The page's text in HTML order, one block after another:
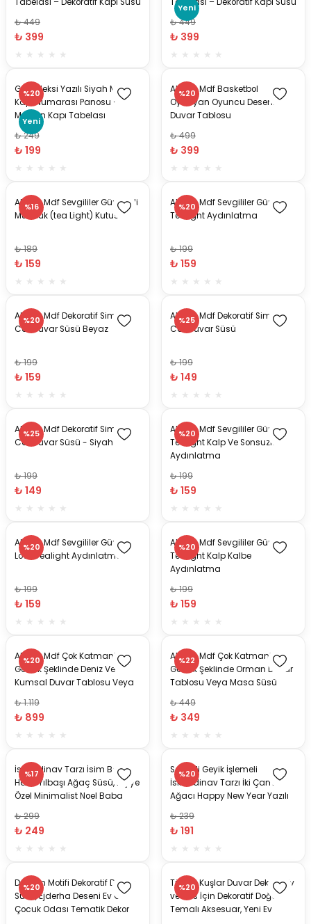
₺ 449
₺ 399
Yeni
₺ 449
₺ 399
%20
Yeni
Gold Pleksi Yazılı Siyah MDF
Kapı Numarası Panosu –
Modern Kapı Tabelası
₺ 249
₺ 199
%20
Ahşap Mdf Basketbol
Oynayan Oyuncu Desenli
Duvar Tablosu
₺ 499
₺ 399
%16
Ahşap Mdf Sevgililer Günü Pilli
Mumluk (tea Light) Kutusu
₺ 189
₺ 159
%20
Ahşap Mdf Sevgililer Günü
Tealight Aydınlatma
₺ 199
₺ 159
%20
Ahşap Mdf Dekoratif Simple
Cat Duvar Süsü Beyaz
₺ 199
₺ 159
%25
Ahşap Mdf Dekoratif Simple
Cat Duvar Süsü
₺ 199
₺ 149
%25
Ahşap Mdf Dekoratif Simple
Cat Duvar Süsü - Siyah
₺ 199
₺ 149
%20
Ahşap Mdf Sevgililer Günü
Tealight Kalp Ve Sonsuzluk
Aydınlatma
₺ 199
₺ 159
%20
Ahşap Mdf Sevgililer Günü
Love Tealight Aydınlatma
₺ 199
₺ 159
%20
Ahşap Mdf Sevgililer Günü
Tealight Kalp Kalbe
Aydınlatma
₺ 199
₺ 159
%20
Ahşap Mdf Çok Katmanlı
Gözlük Şeklinde Deniz Ve
Kumsal Duvar Tablosu Veya
₺ 1.119
₺ 899
%22
Ahşap Mdf Çok Katmanlı
Gözlük Şeklinde Orman Duvar
Tablosu Veya Masa Süsü
₺ 449
₺ 349
%17
İskandinav Tarzı İsim Baş
Harfli Yılbaşı Ağaç Süsü, Kişiye
Özel Minimalist Noel Baba
₺ 299
₺ 249
%20
Sevimli Geyik İşlemeli
İskandinav Tarzı İki Çam
Ağacı Happy New Year Yazılı
₺ 239
₺ 191
%20
Dragon Motifi Dekoratif Duvar
Süsü, Ejderha Deseni Ev Ofis
Çocuk Odası Tematik Dekor
%20
Tüy ve Kuşlar Duvar Dekoru, Ev
ve Ofis İçin Dekoratif Doğa
Temalı Aksesuar, Yeni Ev